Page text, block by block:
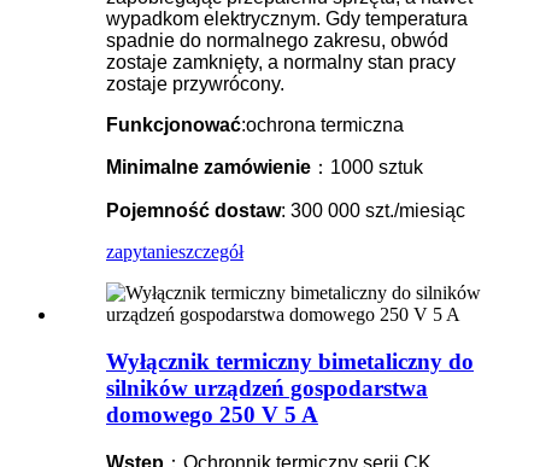
wypadkom elektrycznym. Gdy temperatura
spadnie do normalnego zakresu, obwód
zostaje zamknięty, a normalny stan pracy
zostaje przywrócony.
Funkcjonować:ochrona termiczna
Minimalne zamówienie ：1000 sztuk
Pojemność dostaw: 300 000 szt./miesiąc
zapytanieszczegół
Wyłącznik termiczny bimetaliczny do
silników urządzeń gospodarstwa
domowego 250 V 5 A
Wstęp ：Ochronnik termiczny serii CK